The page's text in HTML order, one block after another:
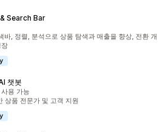
Search Bar
바, 정렬, 분석으로 상품 탐색과 매출을 향상, 전환 개
챗봇
용 가능
상품 전문가 및 고객 지원